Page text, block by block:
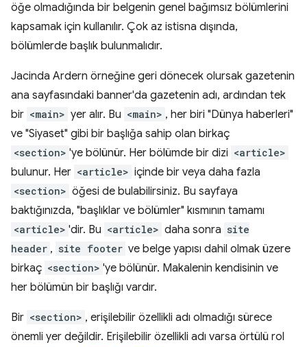
öğe olmadığında bir belgenin genel bağımsız bölümlerini
kapsamak için kullanılır. Çok az istisna dışında,
bölümlerde başlık bulunmalıdır.
Jacinda Ardern örneğine geri dönecek olursak gazetenin
ana sayfasındaki banner'da gazetenin adı, ardından tek
bir <main> yer alır. Bu <main> , her biri "Dünya haberleri"
ve "Siyaset" gibi bir başlığa sahip olan birkaç
<section> 'ye bölünür. Her bölümde bir dizi <article>
bulunur. Her <article> içinde bir veya daha fazla
<section> öğesi de bulabilirsiniz. Bu sayfaya
baktığınızda, "başlıklar ve bölümler" kısmının tamamı
<article> 'dir. Bu <article> daha sonra site
header , site footer ve belge yapısı dahil olmak üzere
birkaç <section> 'ye bölünür. Makalenin kendisinin ve
her bölümün bir başlığı vardır.
Bir <section> , erişilebilir özellikli adı olmadığı sürece
önemli yer değildir. Erişilebilir özellikli adı varsa örtülü rol